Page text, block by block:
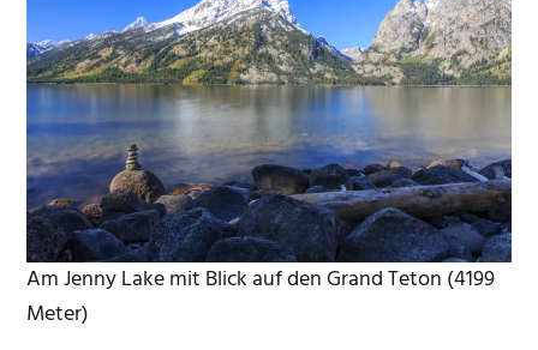
Am Jenny Lake mit Blick auf den Grand Teton (4199
Meter)